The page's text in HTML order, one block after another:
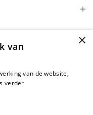
×
van
van de website,
verder